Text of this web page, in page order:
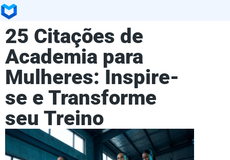
25 Citações de
Academia para
Mulheres: Inspire-
se e Transforme
seu Treino